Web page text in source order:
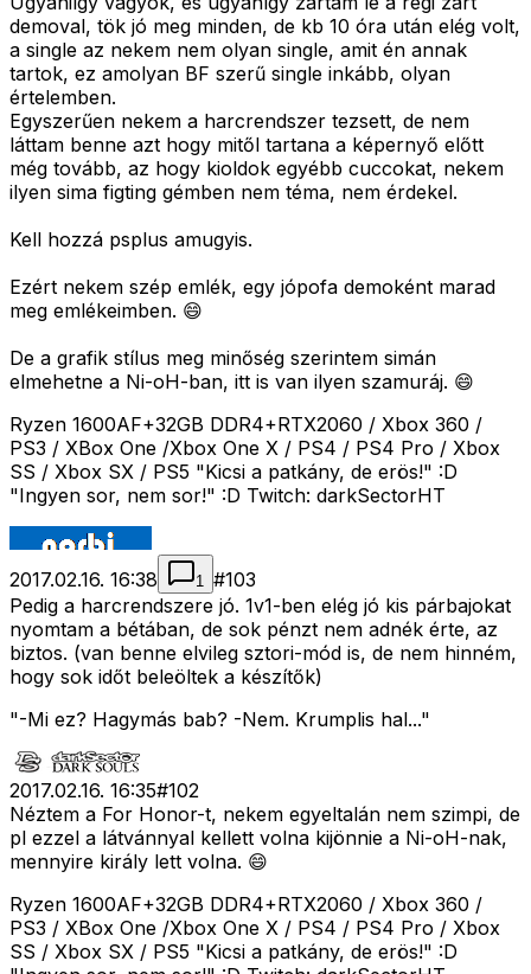
demoval, tök jó meg minden, de kb 10 óra után elég volt,
a single az nekem nem olyan single, amit én annak
tartok, ez amolyan BF szerű single inkább, olyan
értelemben.
Egyszerűen nekem a harcrendszer tezsett, de nem
láttam benne azt hogy mitől tartana a képernyő előtt
még tovább, az hogy kioldok egyébb cuccokat, nekem
ilyen sima figting gémben nem téma, nem érdekel.
Kell hozzá psplus amugyis.
Ezért nekem szép emlék, egy jópofa demoként marad
meg emlékeimben. 😄
De a grafik stílus meg minőség szerintem simán
elmehetne a Ni-oH-ban, itt is van ilyen szamuráj. 😄
Ryzen 1600AF+32GB DDR4+RTX2060 / Xbox 360 /
PS3 / XBox One /Xbox One X / PS4 / PS4 Pro / Xbox
SS / Xbox SX / PS5 "Kicsi a patkány, de erös!" :D
"Ingyen sor, nem sor!" :D Twitch: darkSectorHT
2017.02.16. 16:38 1 #103
Pedig a harcrendszere jó. 1v1-ben elég jó kis párbajokat
nyomtam a bétában, de sok pénzt nem adnék érte, az
biztos. (van benne elvileg sztori-mód is, de nem hinném,
hogy sok időt beleöltek a készítők)
"-Mi ez? Hagymás bab? -Nem. Krumplis hal..."
2017.02.16. 16:35#102
Néztem a For Honor-t, nekem egyeltalán nem szimpi, de
pl ezzel a látvánnyal kellett volna kijönnie a Ni-oH-nak,
mennyire király lett volna. 😄
Ryzen 1600AF+32GB DDR4+RTX2060 / Xbox 360 /
PS3 / XBox One /Xbox One X / PS4 / PS4 Pro / Xbox
SS / Xbox SX / PS5 "Kicsi a patkány, de erös!" :D